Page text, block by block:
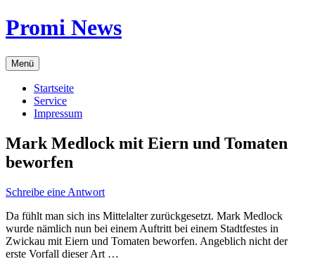
Zum
Inhalt
Promi News
Menü
Startseite
Service
Impressum
Mark Medlock mit Eiern und Tomaten
beworfen
Schreibe eine Antwort
Da fühlt man sich ins Mittelalter zurückgesetzt. Mark Medlock
wurde nämlich nun bei einem Auftritt bei einem Stadtfestes in
Zwickau mit Eiern und Tomaten beworfen. Angeblich nicht der
erste Vorfall dieser Art …